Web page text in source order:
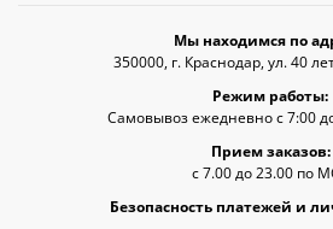
Мы находимся по
350000, г. Краснодар, ул. 40
Режим работы:
Самовывоз ежедневно с 7:00
Прием заказов:
с 7.00 до 23.00 по
Безопасность платежей и